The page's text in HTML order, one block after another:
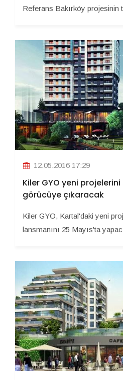
Referans Bakırköy projesinin
12.05.2016 17:29
Kiler GYO yeni
görücüye çıkaracak
Kiler GYO, Kartal'daki yeni
lansmanını 25 Mayıs'ta